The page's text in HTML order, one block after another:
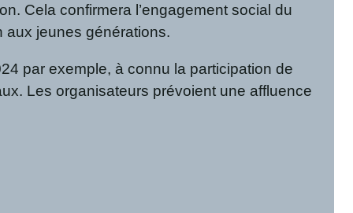
Cela confirmera l’engagement social du
aux jeunes générations.
par exemple, à connu la participation de
Les organisateurs prévoient une affluence